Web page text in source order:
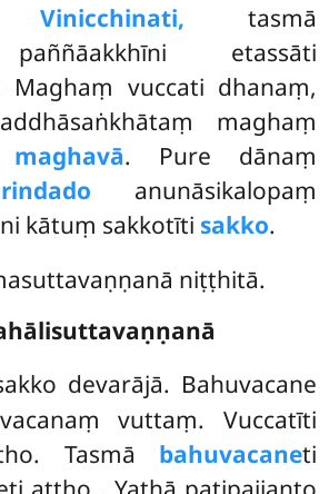
Vinicchinati, tasmā
etassāti
Maghaṃ vuccati dhanaṃ,
maghaṃ
maghavā. Pure dānaṃ
anunāsikalopaṃ
kātuṃ sakkotīti sakko.
niṭṭhitā.
devarājā. Bahuvacane
vuttaṃ. Vuccatīti
Tasmā bahuvacaneti